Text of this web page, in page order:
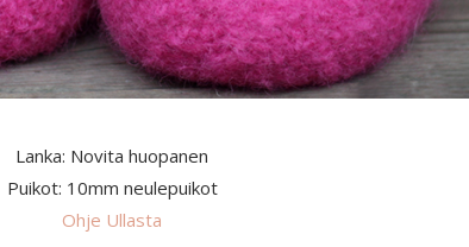
Lanka: Novita huopanen
Puikot: 10mm neulepuikot
Ohje Ullasta